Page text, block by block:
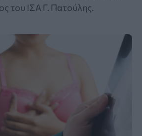
του ΙΣΑ Γ. Πατούλης.